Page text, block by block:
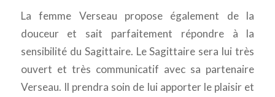
La femme Verseau propose également de la
douceur et sait parfaitement répondre à la
sensibilité du Sagittaire. Le Sagittaire sera lui très
ouvert et très communicatif avec sa partenaire
Verseau. Il prendra soin de lui apporter le plaisir et